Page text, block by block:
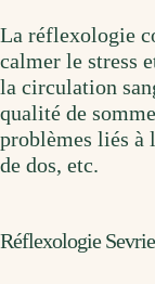
La réflexologie
calmer le stress
la circulation
qualité de
problèmes liés à
de dos, etc.
Réflexologie